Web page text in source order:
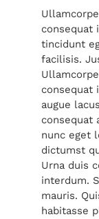
consequat
tincidunt
facilisis.
consequat
augue
consequat
nunc eget
dictumst
Urna duis
interdum.
mauris.
habitasse